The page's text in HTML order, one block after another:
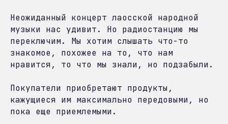
Неожиданный концерт лаосской народной
музыки нас удивит. Но радиостанцию мы
переключим. Мы хотим слышать что-то
знакомое, похожее на то, что нам
нравится, то что мы знали, но подзабыли.
Покупатели приобретают продукты,
кажущиеся им максимально передовыми, но
пока еще приемлемыми.